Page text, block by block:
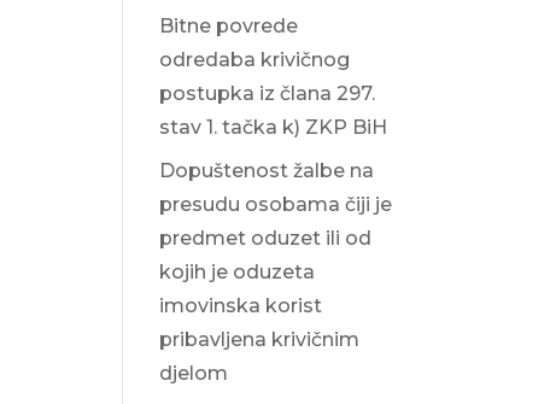
Bitne povrede
odredaba krivičnog
postupka iz člana 297.
stav 1. tačka k) ZKP BiH
Dopuštenost žalbe na
presudu osobama čiji je
predmet oduzet ili od
kojih je oduzeta
imovinska korist
pribavljena krivičnim
djelom